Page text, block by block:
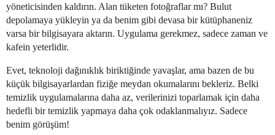
yöneticisinden kaldırın. Alan tüketen fotoğraflar mı? Bulut
depolamaya yükleyin ya da benim gibi devasa bir kütüphaneniz
varsa bir bilgisayara aktarın. Uygulama gerekmez, sadece zaman ve
kafein yeterlidir.
Evet, teknoloji dağınıklık biriktiğinde yavaşlar, ama bazen de bu
küçük bilgisayarlardan fiziğe meydan okumalarını bekleriz. Belki
temizlik uygulamalarına daha az, verilerinizi toparlamak için daha
hedefli bir temizlik yapmaya daha çok odaklanmalıyız. Sadece
benim görüşüm!